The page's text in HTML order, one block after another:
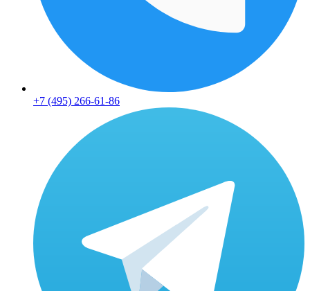
+7 (495) 266-61-86